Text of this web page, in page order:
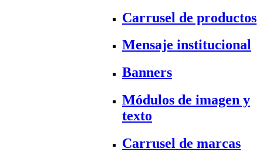
Carrusel de productos
Mensaje institucional
Banners
Módulos de imagen y
texto
Carrusel de marcas